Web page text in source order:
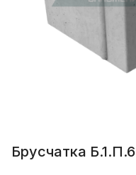
Брусчатка Б.1.П.6